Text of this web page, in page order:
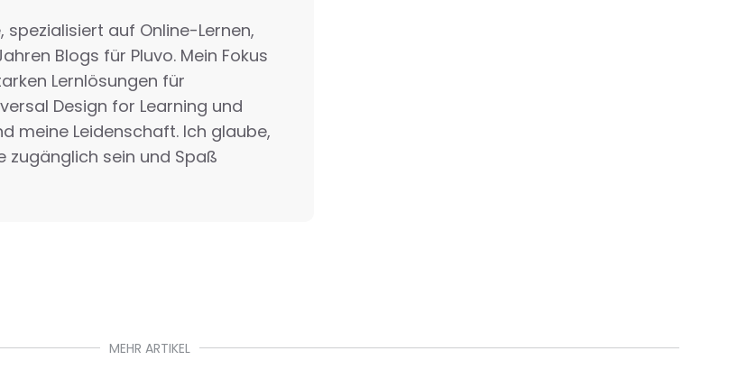
spezialisiert auf Online-Lernen,
Blogs für Pluvo. Mein Fokus
Lernlösungen für
Design for Learning und
meine Leidenschaft. Ich glaube,
zugänglich sein und Spaß
MEHR ARTIKEL